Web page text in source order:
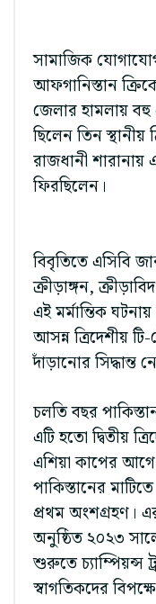
সামাজিক
আফগানিস্তান
জেলার হামলায় বহু
ছিলেন তিন স্থানীয়
রাজধানী শারানায়
ফিরছিলেন।
বিবৃতিতে এসিবি
ক্রীড়াঙ্গন,
এই মর্মান্তিক
আসন্ন ত্রিদেশীয়
দাঁড়ানোর সিদ্ধান্ত
চলতি বছর
এটি হতো দ্বিতীয়
এশিয়া কাপের
পাকিস্তানের
প্রথম অংশগ্রহণ।
অনুষ্ঠিত ২০২৩
শুরুতে চ্যাম্পিয়ন্স
স্বাগতিকদের